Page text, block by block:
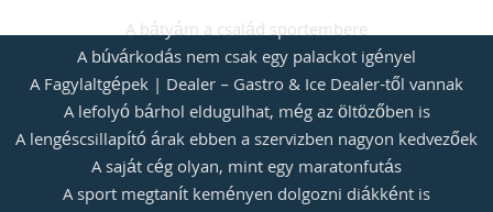
A bátyám a család sportembere
A búvárkodás nem csak egy palackot igényel
A Fagylaltgépek | Dealer – Gastro & Ice Dealer-től vannak
A lefolyó bárhol eldugulhat, még az öltözőben is
A lengéscsillapító árak ebben a szervizben nagyon kedvezőek
A saját cég olyan, mint egy maratonfutás
A sport megtanít keményen dolgozni diákként is